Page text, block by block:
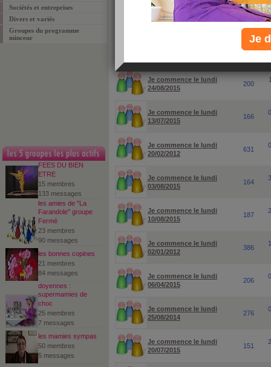
Sociétés et entreprises
Divers et variés
Groupes du programme
minceur
FEES DU BIEN
ETRE
15 membres
133 messages
les amies de "La
Farandole" groupe
Fermé
23 membres
90 messages
les bonnes copines
21 membres
84 messages
doyennes :
supermamies de
choc
25 membres
7 messages
les mamies sympas
50 membres
5 messages
Je commence le lundi
24/08/2015
200
Je commence le lundi
13/07/2015
166
Je commence le lundi
20/02/2012
631
Je commence le lundi
03/08/2015
164
Je commence le lundi
10/08/2015
187
Je commence le lundi
02/01/2012
386
Je commence le lundi
06/04/2015
206
Je commence le lundi
25/08/2014
276
Je commence le lundi
20/07/2015
151
Je